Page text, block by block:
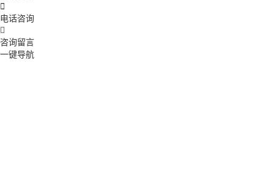

电话咨询

咨询留言
一键导航